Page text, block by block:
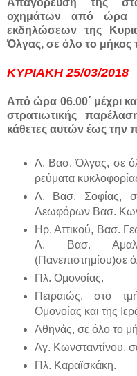
Απαγόρευση της
οχημάτων από ώρα
εκδηλώσεων της
Όλγας, σε όλο το μήκος
ΚΥΡΙΑΚΗ 25/03/2018
Από ώρα 06.00΄ μέχρι
στρατιωτικής
κάθετες αυτών έως
Λ. Βασ. Όλγας, σε
ρεύματα
Λ. Βασ. Σοφίας,
Λεωφόρων Βασ.
Ηρ. Αττικού, Βασ.
Λ. Βασ.
(Πανεπιστημίου)σε
Πλ. Ομονοίας.
Πειραιώς, στο
Ομονοίας και της
Αθηνάς, σε όλο το
Αγ. Κωνσταντίνου,
Πλ. Καραϊσκάκη.